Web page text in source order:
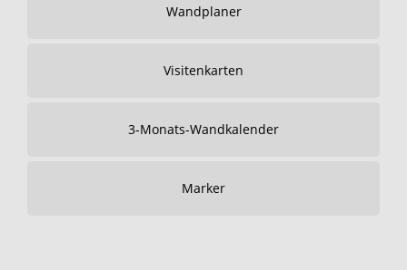
Wandplaner
Visitenkarten
3-Monats-Wandkalender
Marker